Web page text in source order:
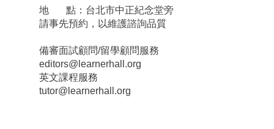
地 點：台北市中正紀念堂旁
請事先預約，以維護諮詢品質
備審面試顧問/留學顧問服務
editors@learnerhall.org
英文課程服務
tutor@learnerhall.org